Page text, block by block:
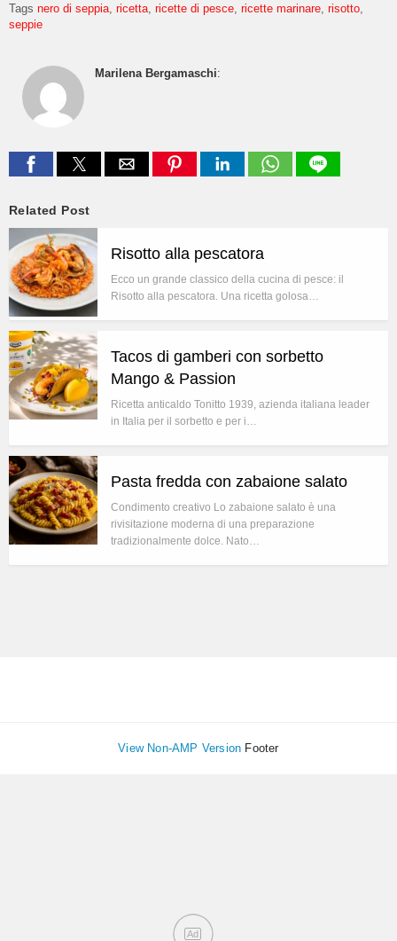
Tags nero di seppia ricetta ricette di pesce ricette marinare risotto
seppie
Marilena Bergamaschi:
Related Post
Risotto alla pescatora
Ecco un grande classico della cucina di pesce: il
Risotto alla pescatora. Una ricetta golosa…
Tacos di gamberi con sorbetto
Mango & Passion
Ricetta anticaldo Tonitto 1939, azienda italiana leader
in Italia per il sorbetto e per i…
Pasta fredda con zabaione salato
Condimento creativo Lo zabaione salato è una
rivisitazione moderna di una preparazione
tradizionalmente dolce. Nato…
View Non-AMP Version Footer
Ad